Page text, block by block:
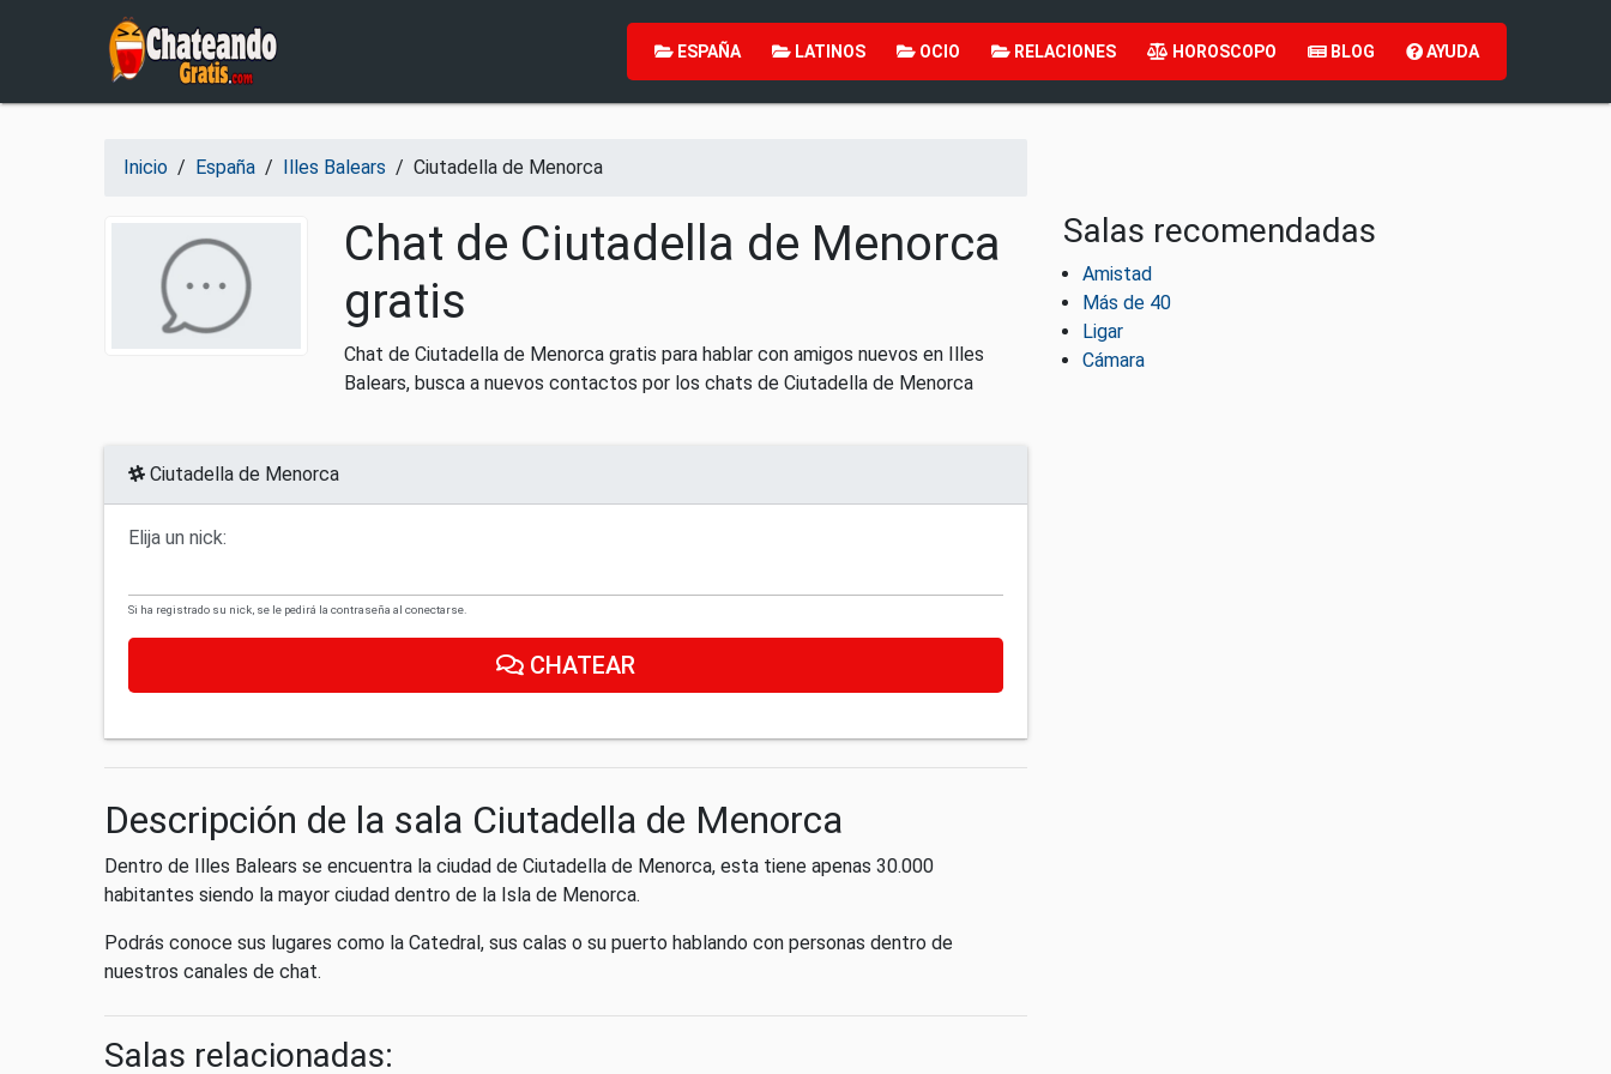
Salir del contenido
ESPAÑA LATINOS OCIO RELACIONES HOROSCOPO BLOG AYUDA
Inicio / España / Illes Balears / Ciutadella de Menorca
Chat de Ciutadella de Menorca
gratis
Chat de Ciutadella de Menorca gratis para hablar con amigos nuevos en Illes
Balears, busca a nuevos contactos por los chats de Ciutadella de Menorca
Ciutadella de Menorca
Elija un nick:
Si ha registrado su nick, se le pedirá la contraseña al conectarse.
CHATEAR
Descripción de la sala Ciutadella de Menorca
Dentro de Illes Balears se encuentra la ciudad de Ciutadella de Menorca, esta tiene apenas 30.000
habitantes siendo la mayor ciudad dentro de la Isla de Menorca.
Podrás conoce sus lugares como la Catedral, sus calas o su puerto hablando con personas dentro de
nuestros canales de chat.
Salas relacionadas:
Salas recomendadas
Amistad
Más de 40
Ligar
Cámara